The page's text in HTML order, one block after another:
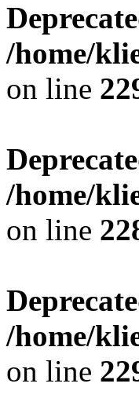
/home/
on line
/home/
on line
/home/
on line